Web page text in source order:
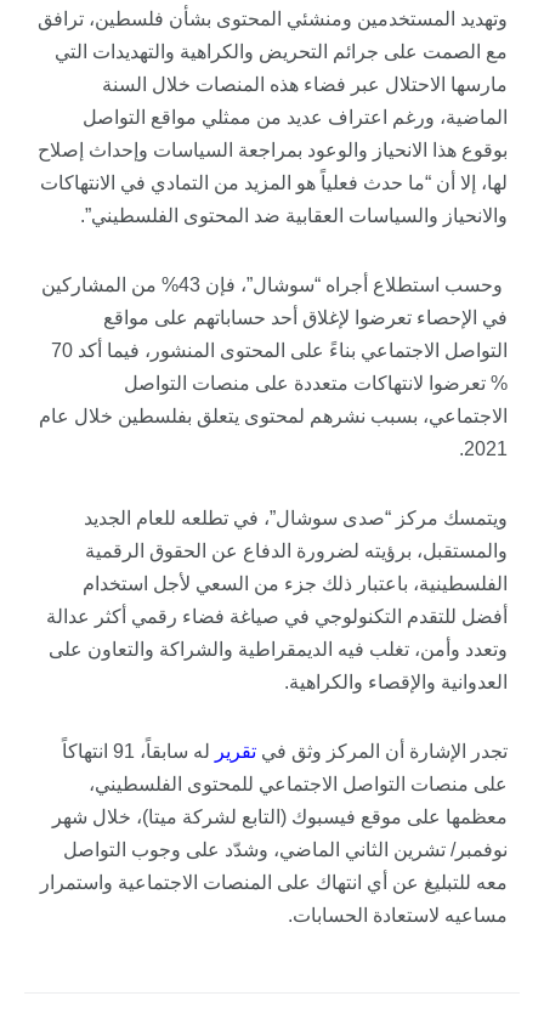
وتهديد المستخدمين ومنشئي المحتوى بشأن فلسطين، ترافق
مع الصمت على جرائم التحريض والكراهية والتهديدات التي
مارسها الاحتلال عبر فضاء هذه المنصات خلال السنة
الماضية، ورغم اعتراف عديد من ممثلي مواقع التواصل
بوقوع هذا الانحياز والوعود بمراجعة السياسات وإحداث إصلاح
لها، إلا أن “ما حدث فعلياً هو المزيد من التمادي في الانتهاكات
والانحياز والسياسات العقابية ضد المحتوى الفلسطيني”.
وحسب استطلاع أجراه “سوشال”، فإن 43% من المشاركين
في الإحصاء تعرضوا لإغلاق أحد حساباتهم على مواقع
التواصل الاجتماعي بناءً على المحتوى المنشور، فيما أكد 70
% تعرضوا لانتهاكات متعددة على منصات التواصل
الاجتماعي، بسبب نشرهم لمحتوى يتعلق بفلسطين خلال عام
2021.
ويتمسك مركز “صدى سوشال”، في تطلعه للعام الجديد
والمستقبل، برؤيته لضرورة الدفاع عن الحقوق الرقمية
الفلسطينية، باعتبار ذلك جزء من السعي لأجل استخدام
أفضل للتقدم التكنولوجي في صياغة فضاء رقمي أكثر عدالة
وتعدد وأمن، تغلب فيه الديمقراطية والشراكة والتعاون على
العدوانية والإقصاء والكراهية.
تجدر الإشارة أن المركز وثق في تقرير
له سابقاً، 91 انتهاكاً
على منصات التواصل الاجتماعي للمحتوى الفلسطيني،
معظمها على موقع فيسبوك (التابع لشركة ميتا)، خلال شهر
نوفمبر/ تشرين الثاني الماضي، وشدّد على وجوب التواصل
معه للتبليغ عن أي انتهاك على المنصات الاجتماعية واستمرار
مساعيه لاستعادة الحسابات.